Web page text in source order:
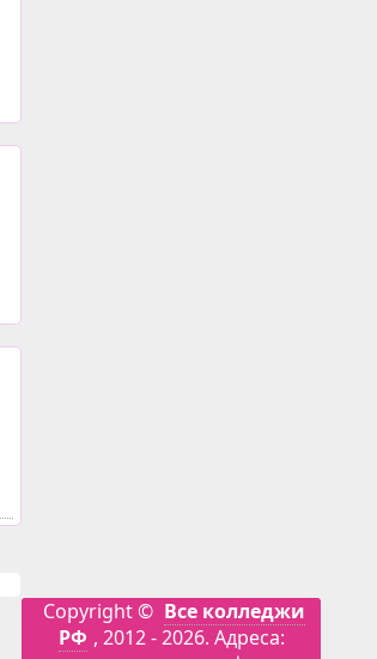
Copyright © Все колледжи
РФ , 2012 - 2026. Адреса: